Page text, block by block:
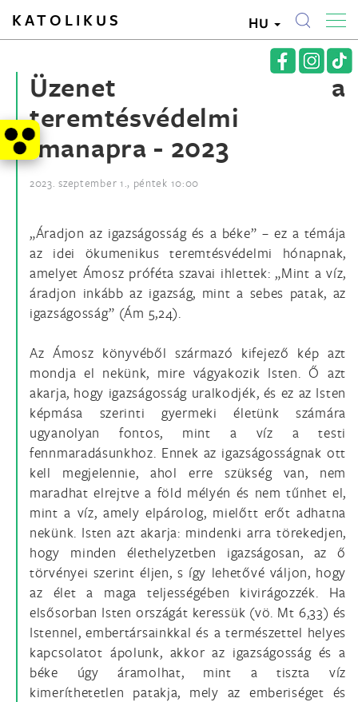
KATOLIKUS HU
Üzenet a
teremtésvédelmi
imanapra - 2023
2023. szeptember 1., péntek 10:00
„Áradjon az igazságosság és a béke” – ez a témája
az idei ökumenikus teremtésvédelmi hónapnak,
amelyet Ámosz próféta szavai ihlettek: „Mint a víz,
áradjon inkább az igazság, mint a sebes patak, az
igazságosság” (Ám 5,24).
Az Ámosz könyvéből származó kifejező kép azt
mondja el nekünk, mire vágyakozik Isten. Ő azt
akarja, hogy igazságosság uralkodjék, és ez az Isten
képmása szerinti gyermeki életünk számára
ugyanolyan fontos, mint a víz a testi
fennmaradásunkhoz. Ennek az igazságosságnak ott
kell megjelennie, ahol erre szükség van, nem
maradhat elrejtve a föld mélyén és nem tűnhet el,
mint a víz, amely elpárolog, mielőtt erőt adhatna
nekünk. Isten azt akarja: mindenki arra törekedjen,
hogy minden élethelyzetben igazságosan, az ő
törvényei szerint éljen, s így lehetővé váljon, hogy
az élet a maga teljességében kivirágozzék. Ha
elsősorban Isten országát keressük (vö. Mt 6,33) és
Istennel, embertársainkkal és a természettel helyes
kapcsolatot ápolunk, akkor az igazságosság és a
béke úgy áramolhat, mint a tiszta víz
kimeríthetetlen patakja, mely az emberiséget és